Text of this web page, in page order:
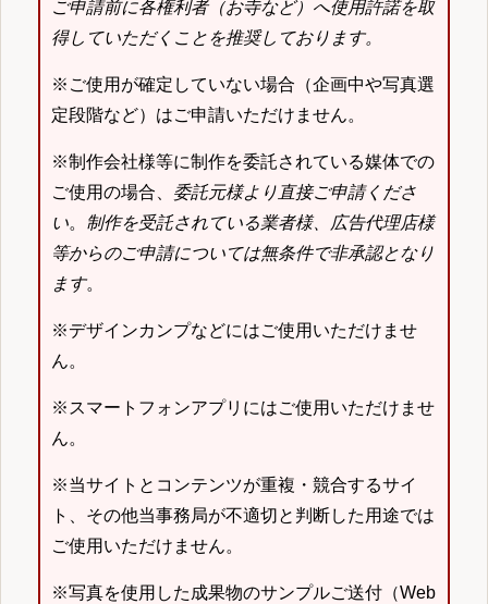
ご申請前に各権利者（お寺など）へ使用許諾を取
得していただくことを推奨しております。
※ご使用が確定していない場合（企画中や写真選
定段階など）はご申請いただけません。
※制作会社様等に制作を委託されている媒体での
ご使用の場合、 委託元様より直接ご申請くださ
い。 制作を受託されている業者様、広告代理店様
等からのご申請については無条件で非承認となり
ます。
※デザインカンプなどにはご使用いただけませ
ん。
※スマートフォンアプリにはご使用いただけませ
ん。
※当サイトとコンテンツが重複・競合するサイ
ト、その他当事務局が不適切と判断した用途では
ご使用いただけません。
※写真を使用した成果物のサンプルご送付（Web